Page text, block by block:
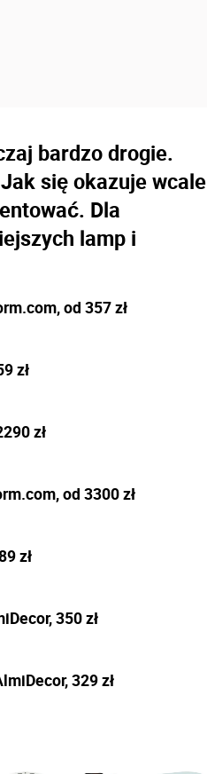
bardzo drogie.
się okazuje wcale
Dla
lamp i
od 357 zł
zł
zł
od 3300 zł
zł
350 zł
329 zł